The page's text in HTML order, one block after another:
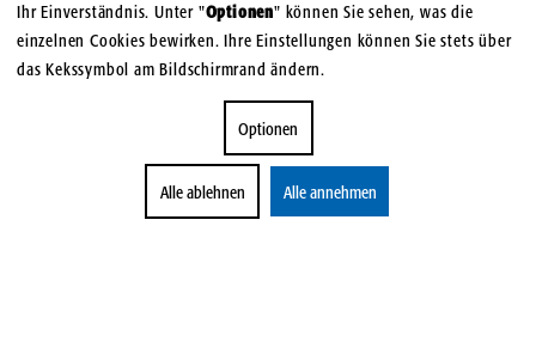
Ihr Einverständnis. Unter "Optionen" können Sie sehen, was die
einzelnen Cookies bewirken. Ihre Einstellungen können Sie stets über
das Kekssymbol am Bildschirmrand ändern.
Optionen
Alle ablehnen Alle annehmen